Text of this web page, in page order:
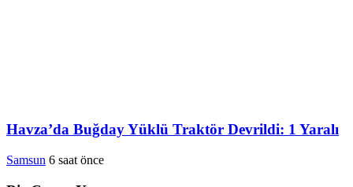
Havza’da Buğday Yüklü Traktör Devrildi: 1 Yaralı
Samsun 6 saat önce